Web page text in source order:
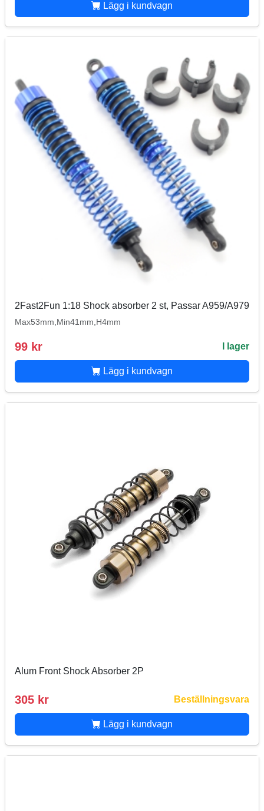
Lägg i kundvagn
2Fast2Fun 1:18 Shock absorber 2 st, Passar A959/A979
Max53mm,Min41mm,H4mm
99 kr I lager
Lägg i kundvagn
Alum Front Shock Absorber 2P
305 kr Beställningsvara
Lägg i kundvagn